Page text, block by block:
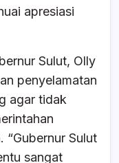
apresiasi
Sulut, Olly
penyelamatan
agar tidak
Sulut
sangat